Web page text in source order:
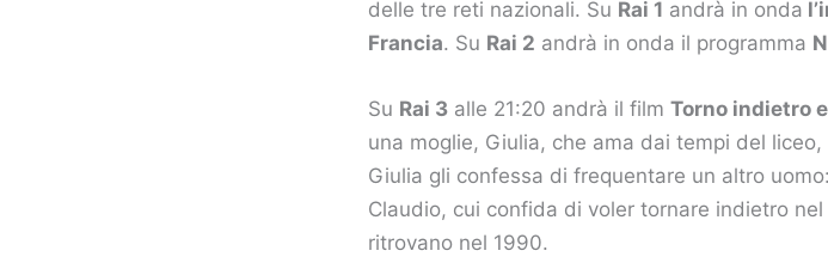
delle tre reti nazionali. Su Rai 1 andrà in onda
Francia. Su Rai 2 andrà in onda il programma
Su Rai 3 alle 21:20 andrà il film Torno indietro
una moglie, Giulia, che ama dai tempi del
Giulia gli confessa di frequentare un altro
Claudio, cui confida di voler tornare indietro
ritrovano nel 1990.